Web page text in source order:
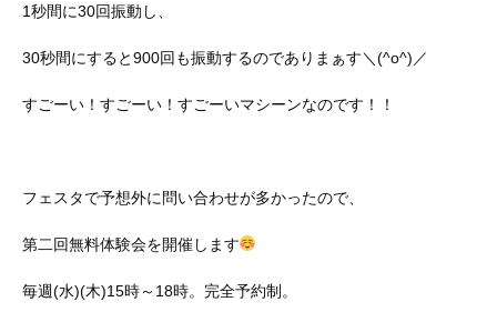
1秒間に30回振動し、
30秒間にすると900回も振動するのでありまぁす＼(^o^)／
すごーい！すごーい！すごーいマシーンなのです！！
フェスタで予想外に問い合わせが多かったので、
第二回無料体験会を開催します
毎週(水)(木)15時～18時。完全予約制。